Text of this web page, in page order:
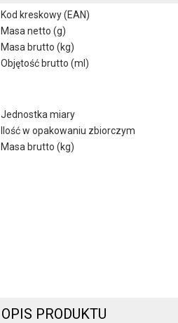
Kod kreskowy (EAN)
Masa netto (g)
Masa brutto (kg)
Objętość brutto (ml)
Jednostka miary
Ilość w opakowaniu zbiorczym
Masa brutto (kg)
OPIS PRODUKTU